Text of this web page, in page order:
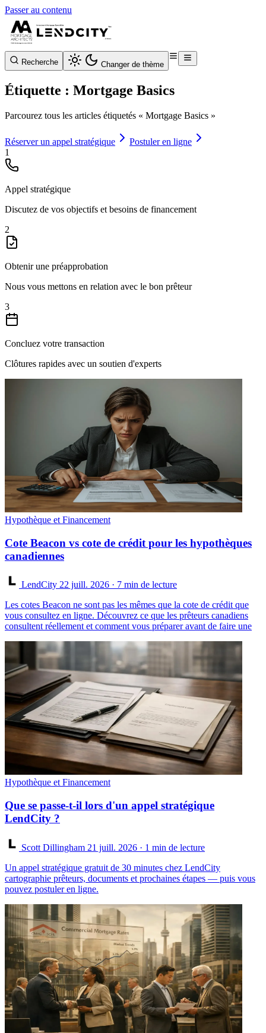
Passer au contenu
Recherche Changer de thème
Étiquette : Mortgage Basics
Parcourez tous les articles étiquetés « Mortgage Basics »
Réserver un appel stratégique
Postuler en ligne
1
Appel stratégique
Discutez de vos objectifs et besoins de financement
2
Obtenir une préapprobation
Nous vous mettons en relation avec le bon prêteur
3
Concluez votre transaction
Clôtures rapides avec un soutien d'experts
Hypothèque et Financement
Cote Beacon vs cote de crédit pour les hypothèques
canadiennes
LendCity 22 juill. 2026 · 7 min de lecture
Les cotes Beacon ne sont pas les mêmes que la cote de crédit que
vous consultez en ligne. Découvrez ce que les prêteurs canadiens
consultent réellement et comment vous préparer avant de faire une
Hypothèque et Financement
Que se passe-t-il lors d'un appel stratégique
LendCity ?
Scott Dillingham 21 juill. 2026 · 1 min de lecture
Un appel stratégique gratuit de 30 minutes chez LendCity
cartographie prêteurs, documents et prochaines étapes — puis vous
pouvez postuler en ligne.